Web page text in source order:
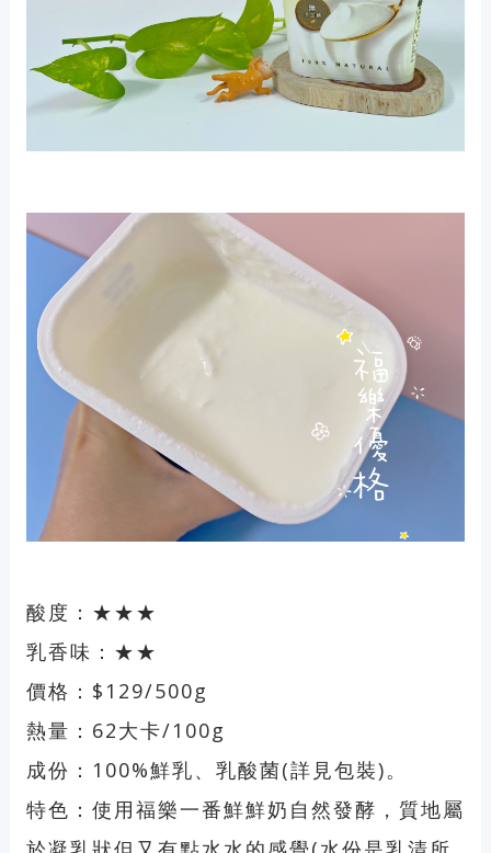
酸度：★★★
乳香味：★★
價格：$129/500g
熱量：62大卡/100g
成份：100%鮮乳、乳酸菌(詳見包裝)。
特色：使用福樂一番鮮鮮奶自然發酵，質地屬